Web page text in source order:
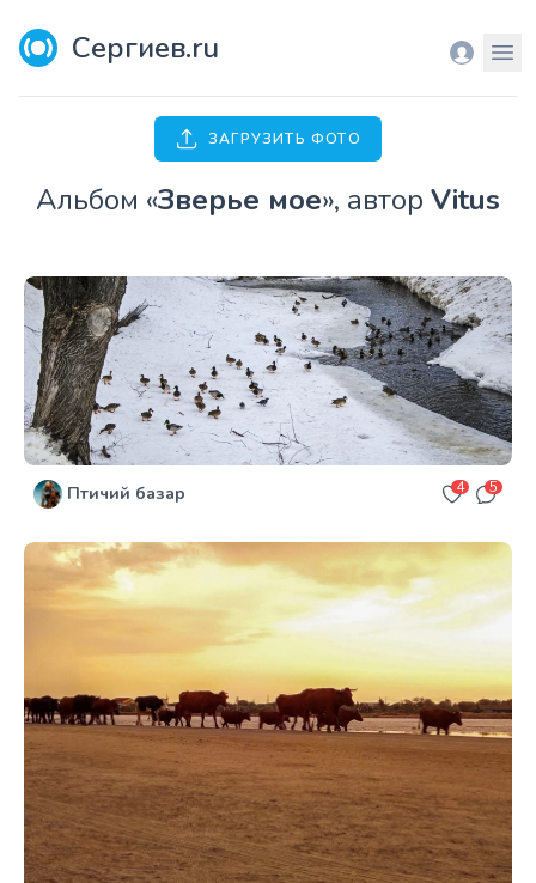
Сергиев.ru Вход
ЗАГРУЗИТЬ ФОТО
Aльбом «Зверье мое», автор Vitus
Птичий базар 4 5